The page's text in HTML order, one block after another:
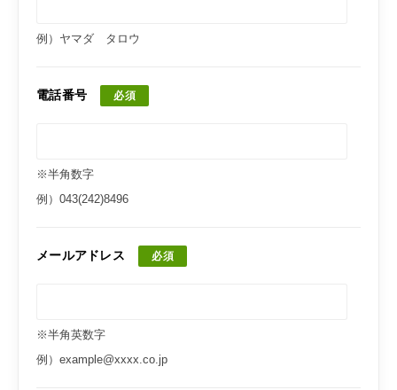
例）ヤマダ タロウ
電話番号 必須
※半角数字
例）043(242)8496
メールアドレス 必須
※半角英数字
例）example@xxxx.co.jp